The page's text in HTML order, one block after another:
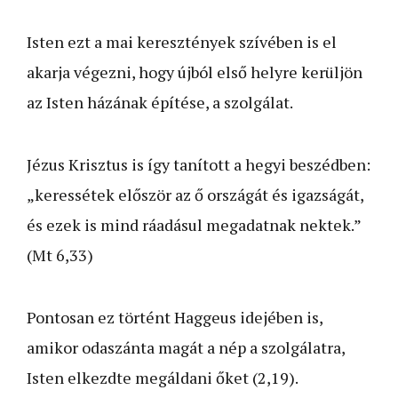
Isten ezt a mai keresztények szívében is el
akarja végezni, hogy újból első helyre kerüljön
az Isten házának építése, a szolgálat.
Jézus Krisztus is így tanított a hegyi beszédben:
„keressétek először az ő országát és igazságát,
és ezek is mind ráadásul megadatnak nektek.”
(Mt 6,33)
Pontosan ez történt Haggeus idejében is,
amikor odaszánta magát a nép a szolgálatra,
Isten elkezdte megáldani őket (2,19).